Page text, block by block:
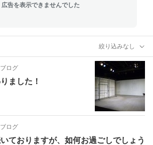
広告を表示できませんでした
絞り込みなし
ブログ
ました！
ブログ
ておりますが、如何お過ごしでしょう